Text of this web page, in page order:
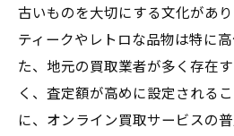
広島県呉市広大広で高額買
ント買取のプロセスを解説
高額買取を実現するた
買取プロセスの全体像
買取価格に影響を与え
古いものを大切にする文化があ
ティークやレトロな品物は特に
た、地元の買取業者が多く存在
く、査定額が高めに設定される
に、オンライン買取サービスの